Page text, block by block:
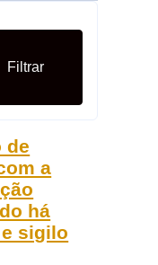
Filtrar
de
a
há
sigilo